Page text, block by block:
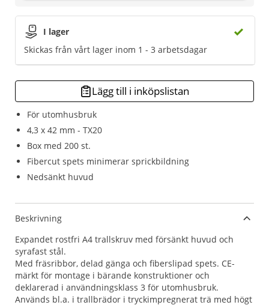
För utomhusbruk
4,3 x 42 mm - TX20
Box med 200 st.
Fibercut spets minimerar sprickbildning
Nedsänkt huvud
I lager
Skickas från vårt lager inom 1 - 3 arbetsdagar
Lägg till i inköpslistan
Beskrivning
Expandet rostfri A4 trallskruv med försänkt huvud och
syrafast stål.
Med fräsribbor, delad gänga och fiberslipad spets. CE-
märkt för montage i bärande konstruktioner och
deklarerad i användningsklass 3 för utomhusbruk.
Används bl.a. i trallbrädor i tryckimpregnerat trä med högt